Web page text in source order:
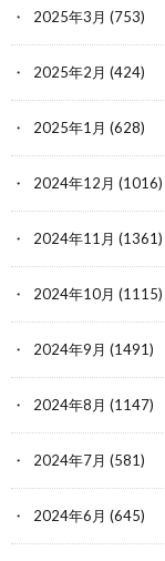
2025年3月 (753)
2025年2月 (424)
2025年1月 (628)
2024年12月 (1016)
2024年11月 (1361)
2024年10月 (1115)
2024年9月 (1491)
2024年8月 (1147)
2024年7月 (581)
2024年6月 (645)